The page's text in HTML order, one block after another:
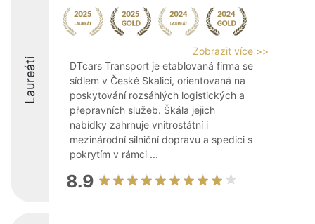
Laureáti
Zobrazit více >>
DTcars Transport je etablovaná firma se
sídlem v České Skalici, orientovaná na
poskytování rozsáhlých logistických a
přepravních služeb. Škála jejich
nabídky zahrnuje vnitrostátní i
mezinárodní silniční dopravu a spedici s
pokrytím v rámci ...
8.9